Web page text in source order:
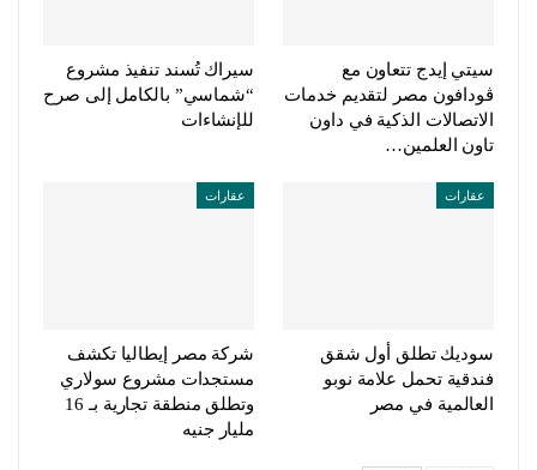
سيتي إيدج تتعاون مع
ڤودافون مصر لتقديم خدمات
الاتصالات الذكية في داون
تاون العلمين…
سيراك تُسند تنفيذ مشروع
“شماسي” بالكامل إلى صرح
للإنشاءات
عقارات
سوديك تطلق أول شقق
فندقية تحمل علامة نوبو
العالمية في مصر
عقارات
شركة مصر إيطاليا تكشف
مستجدات مشروع سولاري
وتطلق منطقة تجارية بـ 16
مليار جنيه